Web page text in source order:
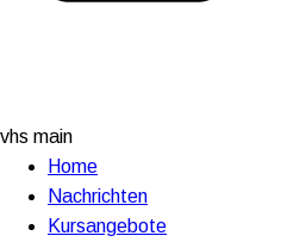
vhs main
Home
Nachrichten
Kursangebote